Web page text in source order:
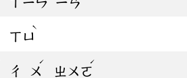
ㄒㄧㄣ ㄧㄢ
ㄒㄩ
ˋ
ㄔ ㄨ
ˊ
ㄓㄨㄛ
ˊ